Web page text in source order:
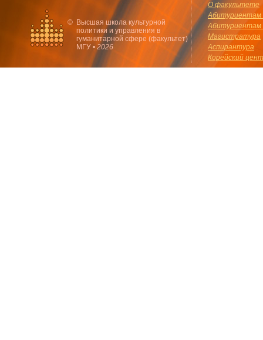
© Высшая школа культурной
политики и управления в
гуманитарной сфере (факультет)
МГУ • 2026
О факультете
Абитуриентам
Абитуриентам
Магистратура
Аспирантура
Корейский